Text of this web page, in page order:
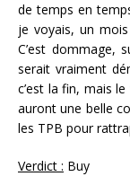
de temps en
je voyais, un
C’est dommage,
serait vraiment
c’est la fin, mais
auront une belle
les TPB pour
Verdict : Buy